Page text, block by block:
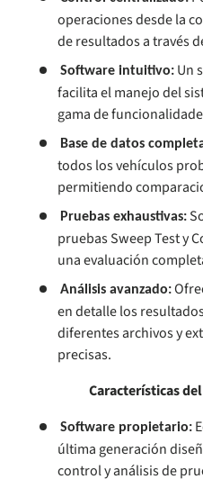
operaciones desde la
de resultados a través
Software intuitivo: Un
facilita el manejo del
gama de
Base de datos
todos los vehículos
permitiendo
Pruebas exhaustivas:
pruebas Sweep Test y
una evaluación
Análisis avanzado:
en detalle los
diferentes archivos y
precisas.
Características
Software propietario:
última generación
control y análisis de